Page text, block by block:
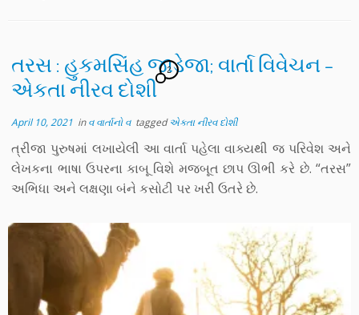
તરસ : હુકમસિંહ જાડેજા; વાર્તા વિવેચન –
એકતા નીરવ દોશી
2
April 10, 2021 inવ વાર્તાનો વ taggedએકતા નીરવ દોશી
ત્રીજા પુરુષમાં લખાયેલી આ વાર્તા પહેલા વાક્યથી જ પરિવેશ અને
લેખકના ભાષા ઉપરના કાબૂ વિશે મજબૂત છાપ ઊભી કરે છે. “તરસ”
અભિધા અને લક્ષણા બંને કસોટી પર ખરી ઉતરે છે.